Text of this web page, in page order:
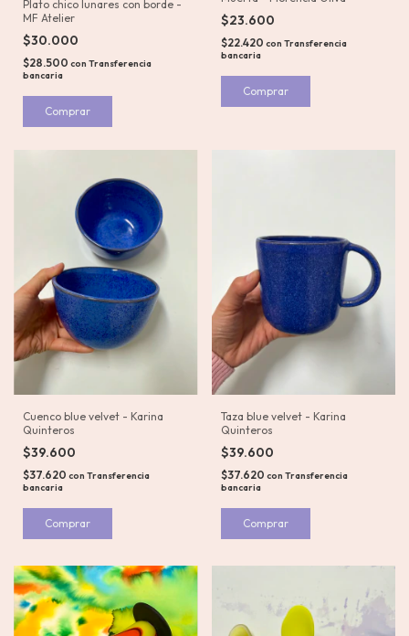
Plato chico lunares con borde -
MF Atelier
$30.000
$28.500 con Transferencia
bancaria
Comprar
$23.600
$22.420 con Transferencia
bancaria
Comprar
Cuenco blue velvet - Karina
Quinteros
$39.600
$37.620 con Transferencia
bancaria
Taza blue velvet - Karina
Quinteros
$39.600
$37.620 con Transferencia
bancaria